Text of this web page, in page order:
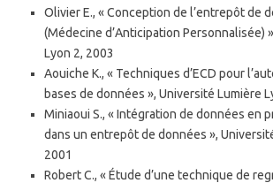
Olivier E., « Conception de l’entrepôt de
(Médecine d’Anticipation Personnalisée)
Lyon 2, 2003
Aouiche K., « Techniques d’ECD pour
bases de données », Université Lumière
Miniaoui S., « Intégration de données en
dans un entrepôt de données »,
2001
Robert C., « Étude d’une technique de